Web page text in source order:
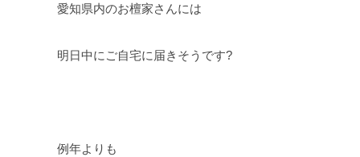
愛知県内のお檀家さんには
明日中にご自宅に届きそうです?
例年よりも